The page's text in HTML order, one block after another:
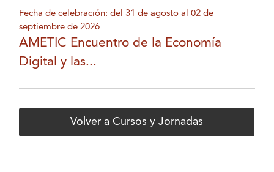
Fecha de celebración: del 31 de agosto al 02 de
septiembre de 2026
AMETIC Encuentro de la Economía
Digital y las...
Volver a Cursos y Jornadas